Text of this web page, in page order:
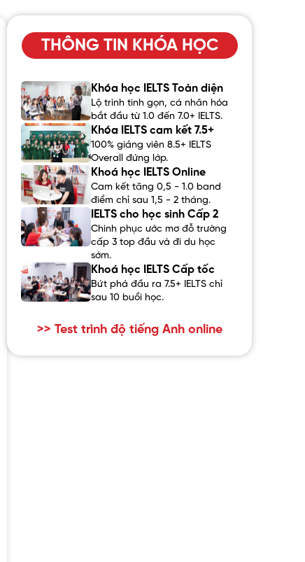
THÔNG TIN KHÓA HỌC
Khóa học IELTS Toàn diện
Lộ trình tinh gọn, cá nhân hóa
bắt đầu từ 1.0 đến 7.0+ IELTS.
Khóa IELTS cam kết 7.5+
100% giảng viên 8.5+ IELTS
Overall đứng lớp.
Khoá học IELTS Online
Cam kết tăng 0,5 - 1.0 band
điểm chỉ sau 1,5 - 2 tháng.
IELTS cho học sinh Cấp 2
Chinh phục ước mơ đỗ trường
cấp 3 top đầu và đi du học
sớm.
Khoá học IELTS Cấp tốc
Bứt phá đầu ra 7.5+ IELTS chỉ
sau 10 buổi học.
>> Test trình độ tiếng Anh online